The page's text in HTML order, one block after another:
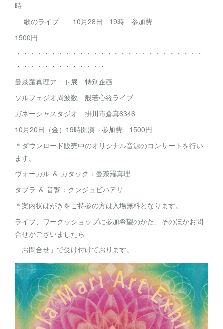
時
歌のライブ 10月28日 19時 参加費
1500円
・・・・・・・・・・・・・・・・・・・・・・・・・・・
・・・・・・・・・・・・・
曼荼羅真理アート展 特別企画
ソルフェジオ周波数 般若心経ライブ
ガネーシャスタジオ 掛川市倉真6346
10月20日（金）19時開演 参加費 1500円
＊ダウンロード販売中のオリジナル音源のコンサートを行い
ます。
ヴォーカル ＆ カタック：曼荼羅真理
タブラ ＆ 音響：クンジュビハアリ
＊案内状はがきをご持参の方は入場無料となります。
ライブ、ワークッショップに参加希望のかた、そのほかお問
合せがございましたら
「お問合せ」で受け付けております。